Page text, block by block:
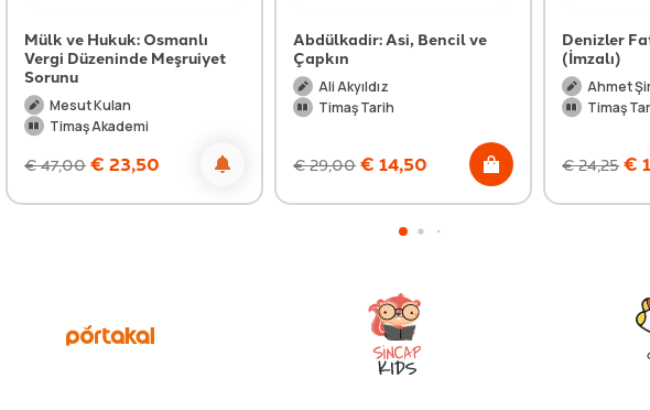
Mülk ve Hukuk: Osmanlı
Vergi Düzeninde Meşruiyet
Sorunu
Mesut Kulan
Timaş Akademi
€47,00 € 23,50
Abdülkadir: Asi, Bencil ve
Çapkın
Ali Akyıldız
Timaş Tarih
€29,00 € 14,50
Denizler
(İmzalı)
Ahmet
Timaş
€24,25 €